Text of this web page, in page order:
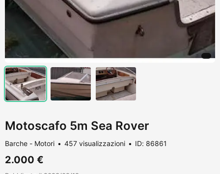
Motoscafo 5m Sea Rover
Barche - Motori 457 visualizzazioni ID: 86861
2.000 €